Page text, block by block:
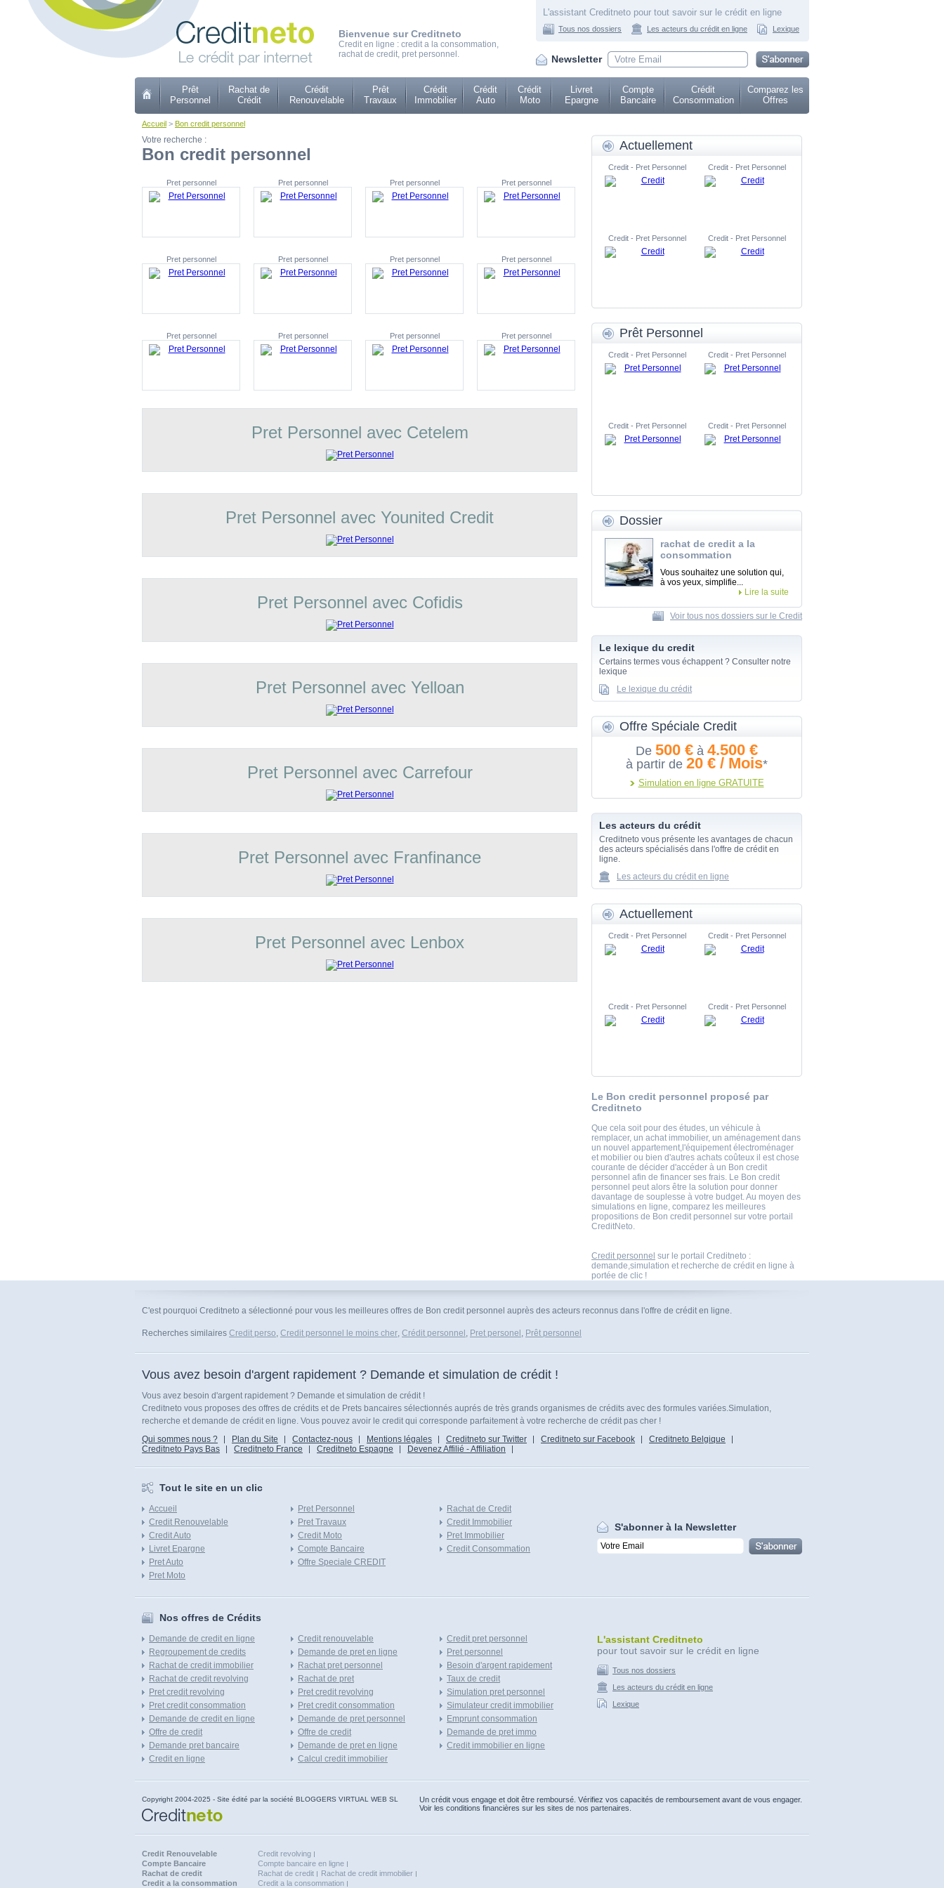
Bienvenue sur Creditneto
Credit en ligne : credit a la consommation,
rachat de credit, pret personnel.
L'assistant Creditneto pour tout savoir sur le crédit en ligne
Tous nos dossiers Les acteurs du crédit en ligne Lexique
Newsletter
Prêt
Personnel
Rachat de
Crédit
Crédit
Renouvelable
Prêt
Travaux
Crédit
Immobilier
Crédit
Auto
Crédit
Moto
Livret
Epargne
Compte
Bancaire
Crédit
Consommation
Comparez les
Offres
Accueil > Bon credit personnel
Votre recherche :
Bon credit personnel
Pret personnel Pret personnel Pret personnel Pret personnel
Pret personnel Pret personnel Pret personnel Pret personnel
Pret personnel Pret personnel Pret personnel Pret personnel
Pret Personnel avec Cetelem
Pret Personnel avec Younited Credit
Pret Personnel avec Cofidis
Pret Personnel avec Yelloan
Pret Personnel avec Carrefour
Pret Personnel avec Franfinance
Pret Personnel avec Lenbox
Actuellement
Credit - Pret Personnel Credit - Pret Personnel
Credit - Pret Personnel Credit - Pret Personnel
Prêt Personnel
Credit - Pret Personnel Credit - Pret Personnel
Credit - Pret Personnel Credit - Pret Personnel
Dossier
rachat de credit a la
consommation
Vous souhaitez une solution qui,
à vos yeux, simplifie...
Lire la suite
Voir tous nos dossiers sur le Credit
Le lexique du credit
Certains termes vous échappent ? Consulter notre
lexique
Le lexique du crédit
Offre Spéciale Credit
De 500 € à 4.500 €
à partir de 20 € / Mois*
Simulation en ligne GRATUITE
Les acteurs du crédit
Creditneto vous présente les avantages de chacun
des acteurs spécialisés dans l'offre de crédit en
ligne.
Les acteurs du crédit en ligne
Actuellement
Credit - Pret Personnel Credit - Pret Personnel
Credit - Pret Personnel Credit - Pret Personnel
Le Bon credit personnel proposé par
Creditneto
Que cela soit pour des études, un véhicule à
remplacer, un achat immobilier, un aménagement dans
un nouvel appartement,l'équipement électroménager
et mobilier ou bien d'autres achats coûteux il est chose
courante de décider d'accéder à un Bon credit
personnel afin de financer ses frais. Le Bon credit
personnel peut alors être la solution pour donner
davantage de souplesse à votre budget. Au moyen des
simulations en ligne, comparez les meilleures
propositions de Bon credit personnel sur votre portail
CreditNeto.
Credit personnel sur le portail Creditneto :
demande,simulation et recherche de crédit en ligne à
portée de clic !
C'est pourquoi Creditneto a sélectionné pour vous les meilleures offres de Bon credit personnel auprès des acteurs reconnus dans l'offre de crédit en ligne.
Recherches similaires Credit perso, Credit personnel le moins cher, Crédit personnel , Pret personel , Prêt personnel
Vous avez besoin d'argent rapidement ? Demande et simulation de crédit !
Vous avez besoin d'argent rapidement ? Demande et simulation de crédit !
Creditneto vous proposes des offres de crédits et de Prets bancaires sélectionnés auprés de très grands organismes de crédits avec des formules variées.Simulation,
recherche et demande de crédit en ligne. Vous pouvez avoir le credit qui corresponde parfaitement à votre recherche de crédit pas cher !
Qui sommes nous ?
Plan du Site Contactez-nous Mentions légales Creditneto sur Twitter Creditneto sur Facebook
Creditneto Belgique
Creditneto Pays Bas
Creditneto France Creditneto Espagne Devenez Affilié - Affiliation
Tout le site en un clic
Accueil
Credit Renouvelable
Credit Auto
Livret Epargne
Pret Auto
Pret Moto
Pret Personnel
Pret Travaux
Credit Moto
Compte Bancaire
Offre Speciale CREDIT
Rachat de Credit
Credit Immobilier
Pret Immobilier
Credit Consommation
S'abonner à la Newsletter
Nos offres de Crédits
Demande de credit en ligne
Regroupement de credits
Rachat de credit immobilier
Rachat de credit revolving
Pret credit revolving
Pret credit consommation
Demande de credit en ligne
Offre de credit
Demande pret bancaire
Credit en ligne
Credit renouvelable
Demande de pret en ligne
Rachat pret personnel
Rachat de pret
Pret credit revolving
Pret credit consommation
Demande de pret personnel
Offre de credit
Demande de pret en ligne
Calcul credit immobilier
Credit pret personnel
Pret personnel
Besoin d'argent rapidement
Taux de credit
Simulation pret personnel
Simulateur credit immobilier
Emprunt consommation
Demande de pret immo
Credit immobilier en ligne
L'assistant Creditneto
pour tout savoir sur le crédit en ligne
Tous nos dossiers
Les acteurs du crédit en ligne
Lexique
Copyright 2004-2025 - Site édité par la société BLOGGERS VIRTUAL WEB SL
Un crédit vous engage et doit être remboursé. Vérifiez vos capacités de remboursement avant de vous engager.
Voir les conditions financières sur les sites de nos partenaires.
Credit Renouvelable
Credit revolving
Compte Bancaire
Compte bancaire en ligne
Rachat de credit
Rachat de credit
Rachat de credit immobilier
Credit a la consommation
Credit a la consommation